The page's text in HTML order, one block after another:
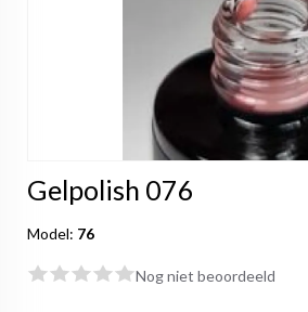
Gelpolish 076
Model: 76
Nog niet beoordeeld